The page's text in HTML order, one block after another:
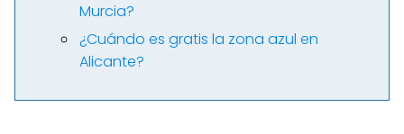
Murcia?
¿Cuándo es gratis la zona azul en
Alicante?